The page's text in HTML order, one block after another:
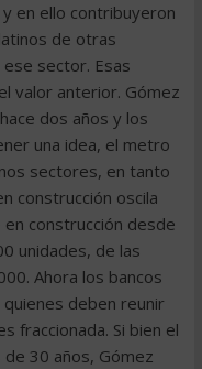
en ello contribuyeron
de otras
sector. Esas
valor anterior. Gómez
dos años y los
una idea, el metro
sectores, en tanto
construcción oscila
construcción desde
unidades, de las
Ahora los bancos
deben reunir
fraccionada. Si bien el
30 años, Gómez